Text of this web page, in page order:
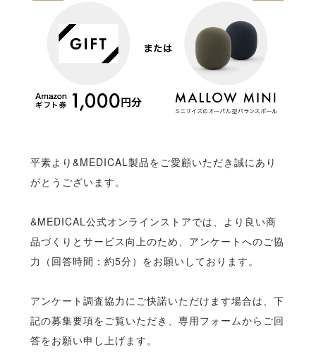
平素より&MEDICAL製品をご愛顧いただき誠にあり
がとうございます。
&MEDICAL公式オンラインストアでは、より良い商
品づくりとサービス向上のため、アンケートへのご協
力（回答時間：約5分）をお願いしております。
アンケート調査協力にご快諾いただけます場合は、下
記の募集要項をご覧いただき、専用フォームからご回
答をお願い申し上げます。